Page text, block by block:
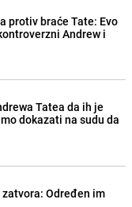
protiv braće Tate: Evo
Andrew i
Tatea da ih je
dokazati na sudu da
Određen im